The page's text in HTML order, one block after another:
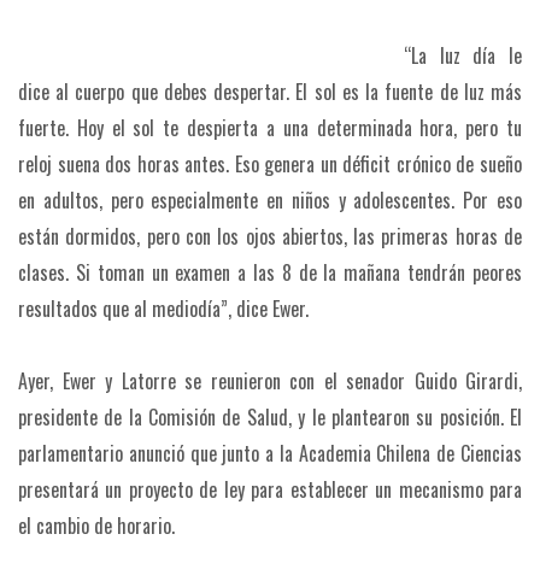
“La luz día le
dice al cuerpo que debes despertar. El sol es la fuente de luz más
fuerte. Hoy el sol te despierta a una determinada hora, pero tu
reloj suena dos horas antes. Eso genera un déficit crónico de sueño
en adultos, pero especialmente en niños y adolescentes. Por eso
están dormidos, pero con los ojos abiertos, las primeras horas de
clases. Si toman un examen a las 8 de la mañana tendrán peores
resultados que al mediodía”, dice Ewer.
Ayer, Ewer y Latorre se reunieron con el senador Guido Girardi,
presidente de la Comisión de Salud, y le plantearon su posición. El
parlamentario anunció que junto a la Academia Chilena de Ciencias
presentará un proyecto de ley para establecer un mecanismo para
el cambio de horario.